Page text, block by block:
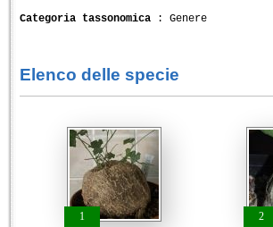
Categoria tassonomica : Genere
Elenco delle specie
1 2